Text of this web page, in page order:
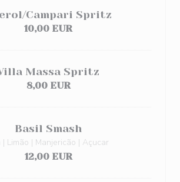
Campari Spritz
10,00 EUR
Massa Spritz
8,00 EUR
Basil Smash
| Limão | Manjericão | Açucar
12,00 EUR